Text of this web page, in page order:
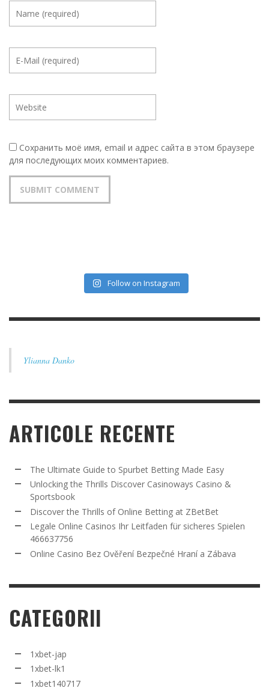
Сохранить моё имя, email и адрес сайта в этом браузере
для последующих моих комментариев.
Follow on Instagram
Ylianna Danko
ARTICOLE RECENTE
The Ultimate Guide to Spurbet Betting Made Easy
Unlocking the Thrills Discover Casinoways Casino &
Sportsbook
Discover the Thrills of Online Betting at ZBetBet
Legale Online Casinos Ihr Leitfaden für sicheres Spielen
466637756
Online Casino Bez Ověření Bezpečné Hraní a Zábava
CATEGORII
1xbet-jap
1xbet-lk1
1xbet140717